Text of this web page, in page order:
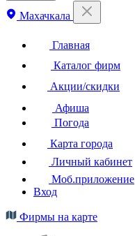
Махачкала
Главная
Каталог фирм
Акции/скидки
Афиша
Погода
Карта города
Личный кабинет
Моб.приложение
Вход
Фирмы на карте